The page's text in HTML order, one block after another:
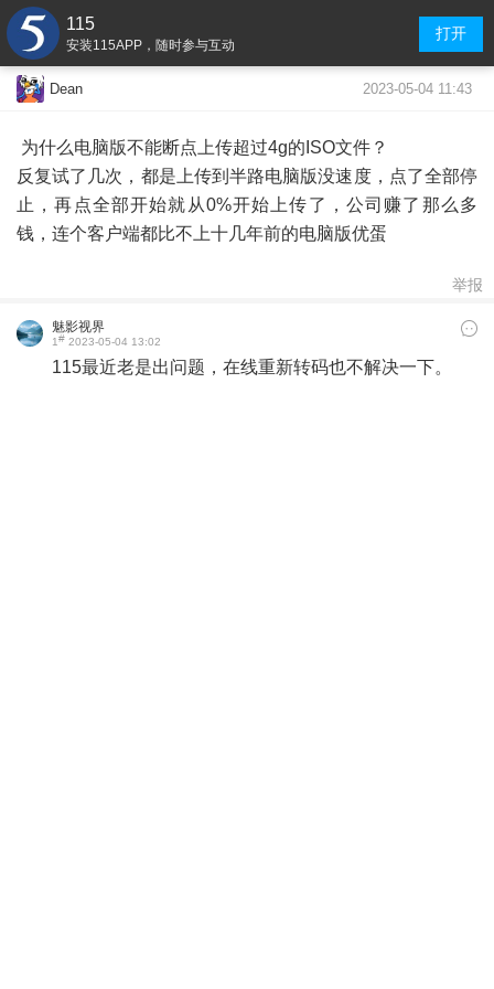
115
安装115APP，随时参与互动
打开
Dean 2023-05-04 11:43
为什么电脑版不能断点上传超过4g的ISO文件？
反复试了几次，都是上传到半路电脑版没速度，点了全部停
止，再点全部开始就从0%开始上传了，公司赚了那么多
钱，连个客户端都比不上十几年前的电脑版优蛋
举报
魅影视界
1# 2023-05-04 13:02
115最近老是出问题，在线重新转码也不解决一下。